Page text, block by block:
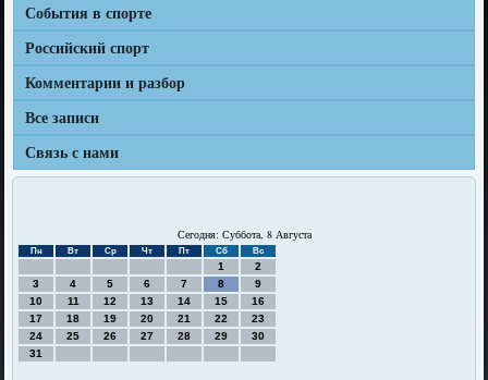
События в спорте
Российский спорт
Комментарии и разбор
Все записи
Связь с нами
Сегодня: Суббота, 8 Августа
Пн Вт Ср Чт Пт Сб Вс
1
2
3
4 5 6 7 8
9
10
11 12 13 14 15
16
17
18 19 20 21 22
23
24
25 26 27 28 29
30
31